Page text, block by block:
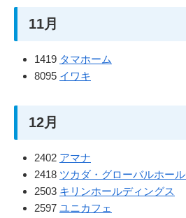
11月
1419 タマホーム
8095 イワキ
12月
2402 アマナ
2418 ツカダ・グローバルホー
2503 キリンホールディングス
2597 ユニカフェ